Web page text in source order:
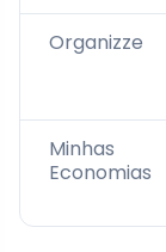
Organizze
Minhas
Economias